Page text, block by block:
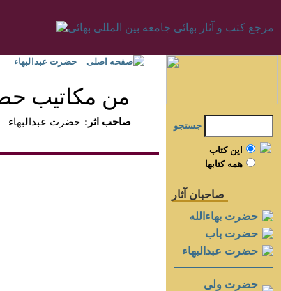
صفحه اصلی حضرت عبدالبهاء
من مكاتيب
حضرت عبدالبهاء
:صاحب اثر
جستجو
اين کتاب
همه کتابها
صاحبان آثار
حضرت بهاءالله
حضرت باب
حضرت عبدالبهاء
حضرت ولی